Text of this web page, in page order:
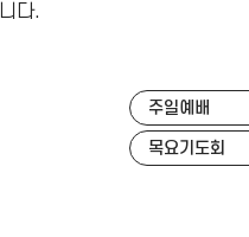
다.
주일예배
목요기도회